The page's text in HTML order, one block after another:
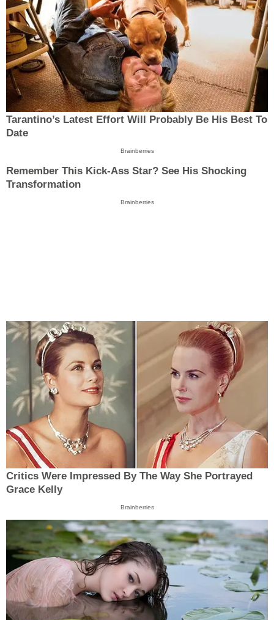
Tarantino’s Latest Effort Will Probably Be His Best To
Date
Brainberries
Remember This Kick-Ass Star? See His Shocking
Transformation
Brainberries
Critics Were Impressed By The Way She Portrayed
Grace Kelly
Brainberries